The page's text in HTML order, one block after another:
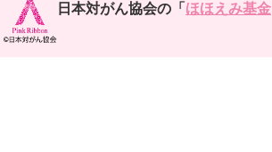
日本対がん協会の「 ほほえみ基金